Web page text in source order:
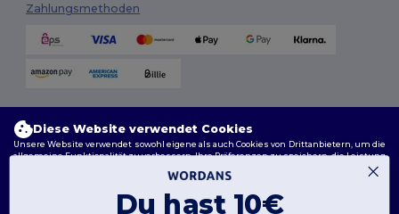
Zahlungsmethoden
Diese Website verwendet Cookies
Unsere Website verwendet sowohl eigene als auch Cookies von Drittanbietern, um die
allgemeine Funktionalität zu verbessern, Ihre Präferenzen zu speichern, die Leistung
der Website zu analysieren und ein reibungsloses und personalisiertes Surferlebnis
zu gewährleisten, einschließlich maßgeschneidertem Inhalt, optimierten
Du hast 10€